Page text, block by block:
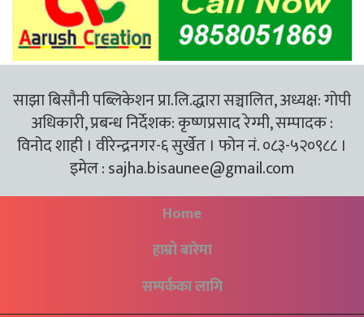
साझा बिसौनी पब्लिकेशन प्रा.लि.द्धारा सञ्चालित, अध्यक्ष: गोपी
अधिकारी, प्रबन्ध निर्देशक: कृष्णप्रसाद रेग्मी, सम्पादक :
विनोद शाही । वीरेन्द्रनगर-६ सुर्खेत । फोन नं. ०८३-५२०९८८ ।
इमेल :sajha.bisaunee@gmail.com
Home
हाम्रो बारेमा
सम्पर्कका लागि